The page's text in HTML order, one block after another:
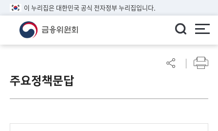
이 누리집은 대한민국 공식 전자정부 누리집입니다.
린
이알
주요정책문답